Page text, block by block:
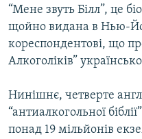
ДОЛУЧАЙСЯ!
Усі сайти RFE/RL
“Мене звуть Білл”, це
щойно видана в Нью-
кореспондентові, що
Алкоголіків”
Нинішнє, четверте
“антиалкогольної
понад 19 мільйонів